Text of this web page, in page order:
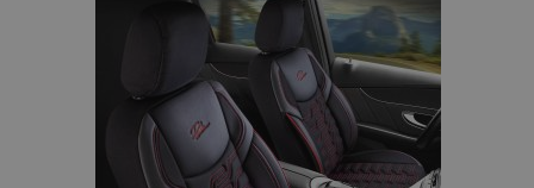
Списък
с
желани
продукти